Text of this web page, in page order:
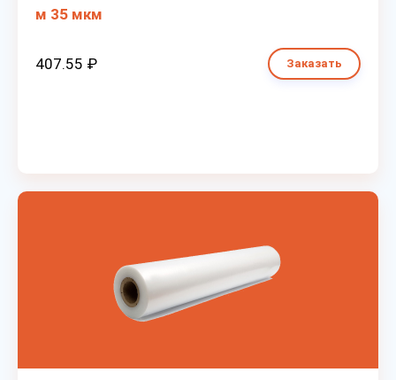
м 35 мкм
407.55 ₽ Заказать